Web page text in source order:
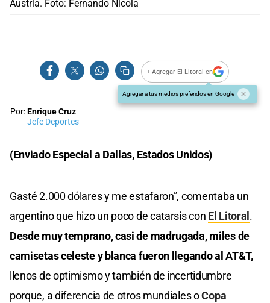
Austria. Foto: Fernando Nicola
+ Agregar El Litoral en
Agregar a tus medios preferidos en Google
Por:Enrique Cruz
Jefe Deportes
(Enviado Especial a Dallas, Estados Unidos)
Gasté 2.000 dólares y me estafaron”, comentaba un
argentino que hizo un poco de catarsis con El Litoral .
Desde muy temprano, casi de madrugada, miles de
camisetas celeste y blanca fueron llegando al AT&T,
llenos de optimismo y también de incertidumbre
porque, a diferencia de otros mundiales oCopa